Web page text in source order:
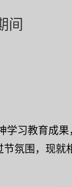
间
学习教育成果
节氛围 ， 现就